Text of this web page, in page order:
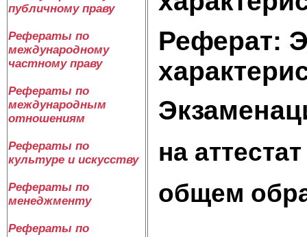
публичному праву
Рефераты по
международному
частному праву
Рефераты по
международным
отношениям
Рефераты по
культуре и искусству
Рефераты по
менеджменту
Рефераты по
Реферат:
на
общем